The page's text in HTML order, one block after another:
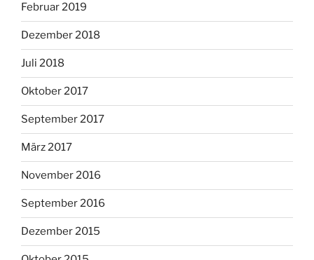
Februar 2019
Dezember 2018
Juli 2018
Oktober 2017
September 2017
März 2017
November 2016
September 2016
Dezember 2015